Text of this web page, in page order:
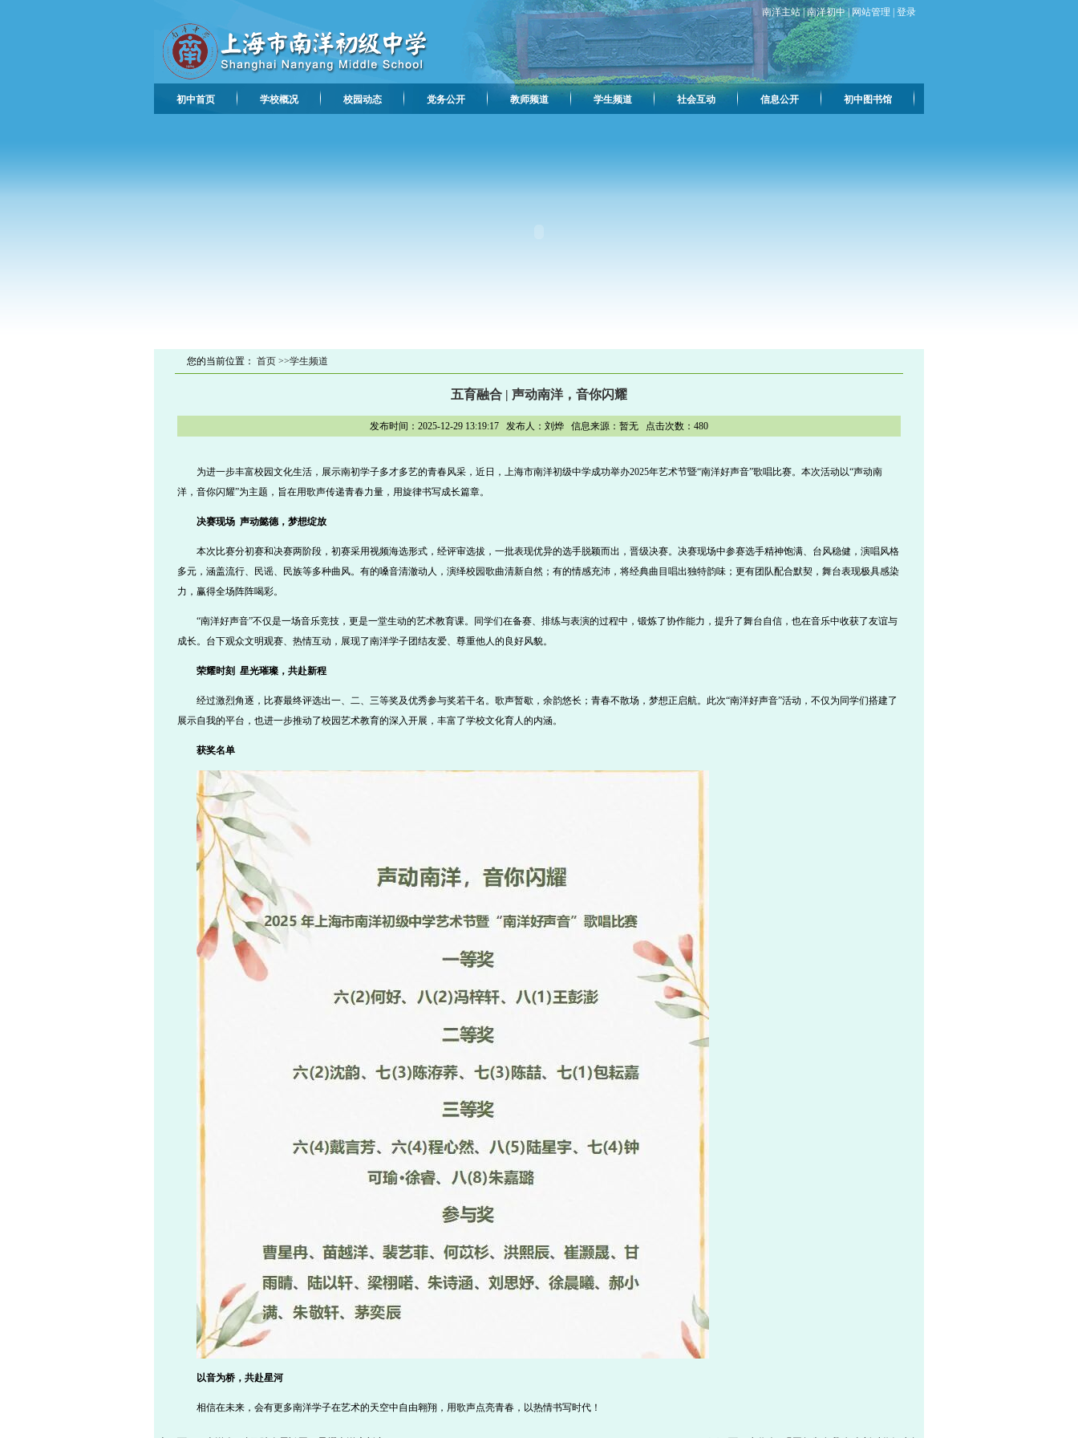
南洋主站|南洋初中|网站管理 登录
初中首页 学校概况 校园动态 党务公开 教师频道 学生频道 社会互动 信息公开 初中图书馆
您的当前位置：首页 >>学生频道
五育融合 | 声动南洋，音你闪耀
发布时间：2025-12-29 13:19:17 发布人：刘烨 信息来源：暂无 点击次数： 480
为进一步丰富校园文化生活，展示南初学子多才多艺的青春风采，近日，上海市南洋初级中学成功举办2025年艺术节暨“南洋好声音”歌唱比赛。本次活动以“声动南
洋，音你闪耀”为主题，旨在用歌声传递青春力量，用旋律书写成长篇章。
决赛现场 声动懿德，梦想绽放
本次比赛分初赛和决赛两阶段，初赛采用视频海选形式，经评审选拔，一批表现优异的选手脱颖而出，晋级决赛。决赛现场中参赛选手精神饱满、台风稳健，演唱风格
多元，涵盖流行、民谣、民族等多种曲风。有的嗓音清澈动人，演绎校园歌曲清新自然；有的情感充沛，将经典曲目唱出独特韵味；更有团队配合默契，舞台表现极具感染
力，赢得全场阵阵喝彩。
“南洋好声音”不仅是一场音乐竞技，更是一堂生动的艺术教育课。同学们在备赛、排练与表演的过程中，锻炼了协作能力，提升了舞台自信，也在音乐中收获了友谊与
成长。台下观众文明观赛、热情互动，展现了南洋学子团结友爱、尊重他人的良好风貌。
荣耀时刻 星光璀璨，共赴新程
经过激烈角逐，比赛最终评选出一、二、三等奖及优秀参与奖若干名。歌声暂歇，余韵悠长；青春不散场，梦想正启航。此次“南洋好声音”活动，不仅为同学们搭建了
展示自我的平台，也进一步推动了校园艺术教育的深入开展，丰富了学校文化育人的内涵。
获奖名单
以音为桥，共赴星河
相信在未来，会有更多南洋学子在艺术的天空中自由翱翔，用歌声点亮青春，以热情书写时代！